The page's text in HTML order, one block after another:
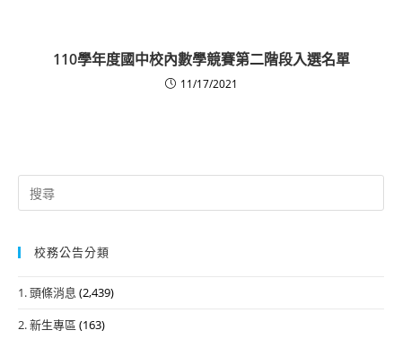
110學年度國中校內數學競賽第二階段入選名單
11/17/2021
Search
for:
校務公告分類
1. 頭條消息 (2,439)
2. 新生專區 (163)